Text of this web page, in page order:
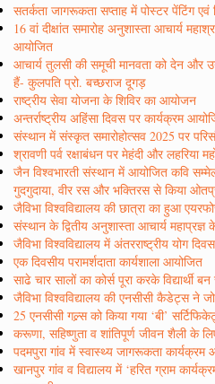
सतर्कता जागरूकता सप्ताह में पोस्टर पेंटिंग
16 वां दीक्षांत समारोह अनुशास्ता आचार्य
आयोजित
आचार्य तुलसी की समूची मानवता को देन और
हैं- कुलपति प्रो. बच्छराज दूगड़
राष्ट्रीय सेवा योजना के शिविर का आयोजन
अन्तर्राष्ट्रीय अहिंसा दिवस पर कार्यक्रम
संस्थान में संस्कृत समारोहोत्सव 2025 पर
श्रावणी पर्व रक्षाबंधन पर मेहंदी और लहरिया
जैन विश्वभारती संस्थान में आयोजित कवि
गुदगुदाया, वीर रस और भक्तिरस से किया
जैविभा विश्वविद्यालय की छात्रा का हुआ
संस्थान के द्वितीय अनुशास्ता आचार्य
जैविभा विश्वविद्यालय में अंतरराष्ट्रीय योग
एक दिवसीय परामर्शदाता कार्यशाला आयोजित
साढे चार सालों का कोर्स पूरा करके विद्यार्थी
जैविभा विश्वविद्यालय की एनसीसी कैडेट्स ने
25 एनसीसी गल्र्स को किया गया ‘बी’
करूणा, सहिष्णुता व शांतिपूर्ण जीवन शैली के
पदमपुरा गांव में स्वास्थ्य जागरूकता कार्यक्रम
खानपुर गांव व विद्यालय में ‘हरित ग्राम